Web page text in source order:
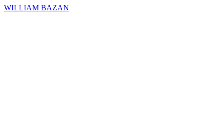
WILLIAM BAZAN